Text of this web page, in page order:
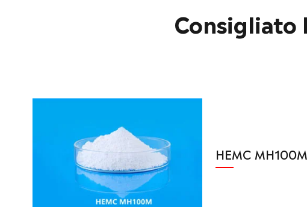
Consigliato
HEMC MH100M